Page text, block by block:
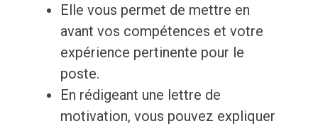
Elle vous permet de mettre en
avant vos compétences et votre
expérience pertinente pour le
poste.
En rédigeant une lettre de
motivation, vous pouvez expliquer